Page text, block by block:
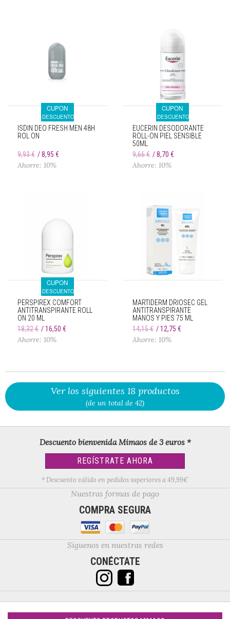
CUPON
DESCUENTO
ISDIN DEO FRESH MEN 48H
ROL ON
9,93 € 8,95 €
Ahorre: 10%
CUPON
DESCUENTO
EUCERIN DESODORANTE
ROLL-ON PIEL SENSIBLE
50ML
9,66 €
8,70 €
Ahorre: 10%
CUPON
DESCUENTO
PERSPIREX COMFORT
ANTITRANSPIRANTE ROLL
ON 20 ML
18,32 €
16,50 €
Ahorre: 10%
MARTIDERM DRIOSEC GEL
ANTITRANSPIRANTE
MANOS Y PIES 75 ML
14,15 €
12,75 €
Ahorre: 10%
Ver los siguientes 18 productos
(de un total de 42)
Descuento bienvenida Mimaos de 3 euros *
REGÍSTRATE AHORA
* Descuento válido en pedidos superiores a 49,99€
Nuestras formas de pago
COMPRA SEGURA
Síguenos en nuestras redes
CONÉCTATE